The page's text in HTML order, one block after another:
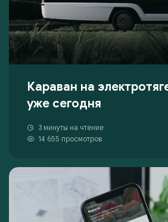
Караван на
уже сегодня
3 минуты на чтение
14 655 просмотров